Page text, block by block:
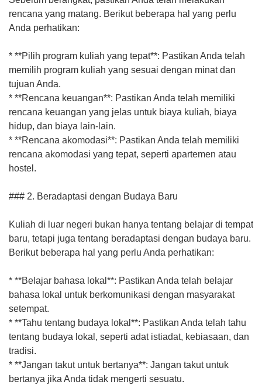
rencana yang matang. Berikut beberapa hal yang perlu
Anda perhatikan:
* **Pilih program kuliah yang tepat**: Pastikan Anda telah
memilih program kuliah yang sesuai dengan minat dan
tujuan Anda.
* **Rencana keuangan**: Pastikan Anda telah memiliki
rencana keuangan yang jelas untuk biaya kuliah, biaya
hidup, dan biaya lain-lain.
* **Rencana akomodasi**: Pastikan Anda telah memiliki
rencana akomodasi yang tepat, seperti apartemen atau
hostel.
### 2. Beradaptasi dengan Budaya Baru
Kuliah di luar negeri bukan hanya tentang belajar di tempat
baru, tetapi juga tentang beradaptasi dengan budaya baru.
Berikut beberapa hal yang perlu Anda perhatikan:
* **Belajar bahasa lokal**: Pastikan Anda telah belajar
bahasa lokal untuk berkomunikasi dengan masyarakat
setempat.
* **Tahu tentang budaya lokal**: Pastikan Anda telah tahu
tentang budaya lokal, seperti adat istiadat, kebiasaan, dan
tradisi.
* **Jangan takut untuk bertanya**: Jangan takut untuk
bertanya jika Anda tidak mengerti sesuatu.